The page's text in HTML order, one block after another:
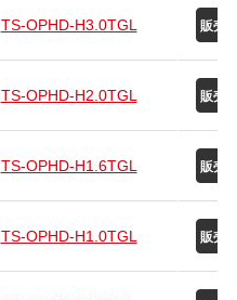
TS-OPHD-H3.0TGL
TS-OPHD-H2.0TGL
TS-OPHD-H1.6TGL
TS-OPHD-H1.0TGL